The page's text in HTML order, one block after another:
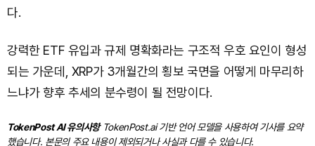
다.
강력한 ETF 유입과 규제 명확화라는 구조적 우호 요인이 형성
되는 가운데, XRP가 3개월간의 횡보 국면을 어떻게 마무리하
느냐가 향후 추세의 분수령이 될 전망이다.
TokenPost AI 유의사항TokenPost.ai 기반 언어 모델을 사용하여 기사를 요약
했습니다. 본문의 주요 내용이 제외되거나 사실과 다를 수 있습니다.